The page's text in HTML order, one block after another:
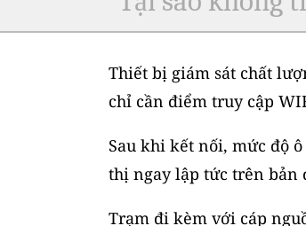
Thiết bị giám sát chất
chỉ cần điểm truy cập
Sau khi kết nối, mức độ
thị ngay lập tức trên bản
Trạm đi kèm với cáp